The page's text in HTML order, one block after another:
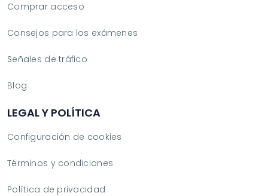
Comprar acceso
Consejos para los exámenes
Señales de tráfico
Blog
LEGAL Y POLÍTICA
Configuración de cookies
Términos y condiciones
Política de privacidad